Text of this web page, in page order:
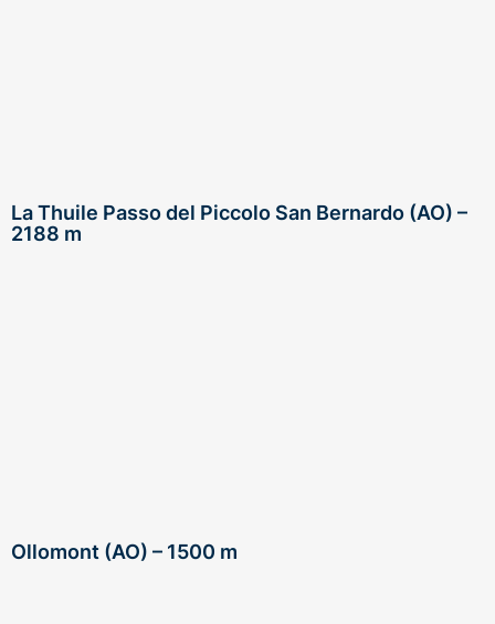
La Thuile Passo del Piccolo San Bernardo (AO) –
2188 m
Ollomont (AO) – 1500 m